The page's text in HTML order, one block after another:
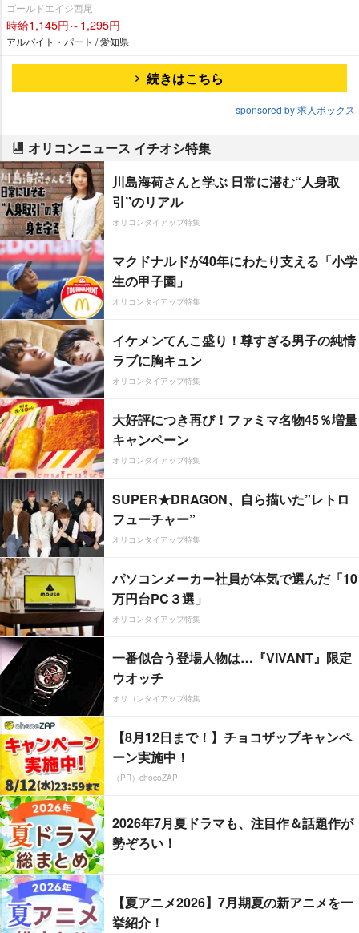
ゴールドエイジ西尾
時給1,145円～1,295円
アルバイト・パート / 愛知県
続きはこちら
sponsored by 求人ボックス
オリコンニュース イチオシ特集
川島海荷さんと学ぶ 日常に潜む“人身取
引”のリアル
オリコンタイアップ特集
マクドナルドが40年にわたり支える「小学
生の甲子園」
オリコンタイアップ特集
イケメンてんこ盛り！尊すぎる男子の純情
ラブに胸キュン
オリコンタイアップ特集
大好評につき再び！ファミマ名物45％増量
キャンペーン
オリコンタイアップ特集
SUPER★DRAGON、自ら描いた”レトロ
フューチャー”
オリコンタイアップ特集
パソコンメーカー社員が本気で選んだ「10
万円台PC３選」
オリコンタイアップ特集
一番似合う登場人物は…『VIVANT』限定
ウオッチ
オリコンタイアップ特集
【8月12日まで！】チョコザップキャンペ
ーン実施中！
（PR）chocoZAP
2026年7月夏ドラマも、注目作＆話題作が
勢ぞろい！
【夏アニメ2026】7月期夏の新アニメを一
挙紹介！